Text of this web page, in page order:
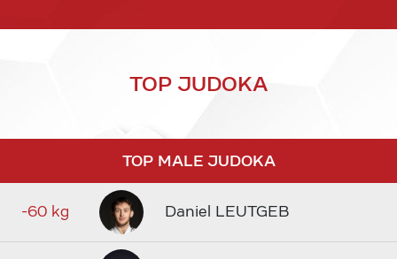
TOP JUDOKA
TOP MALE JUDOKA
-60 kg Daniel LEUTGEB